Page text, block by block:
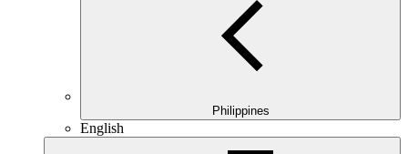
Philippines
English